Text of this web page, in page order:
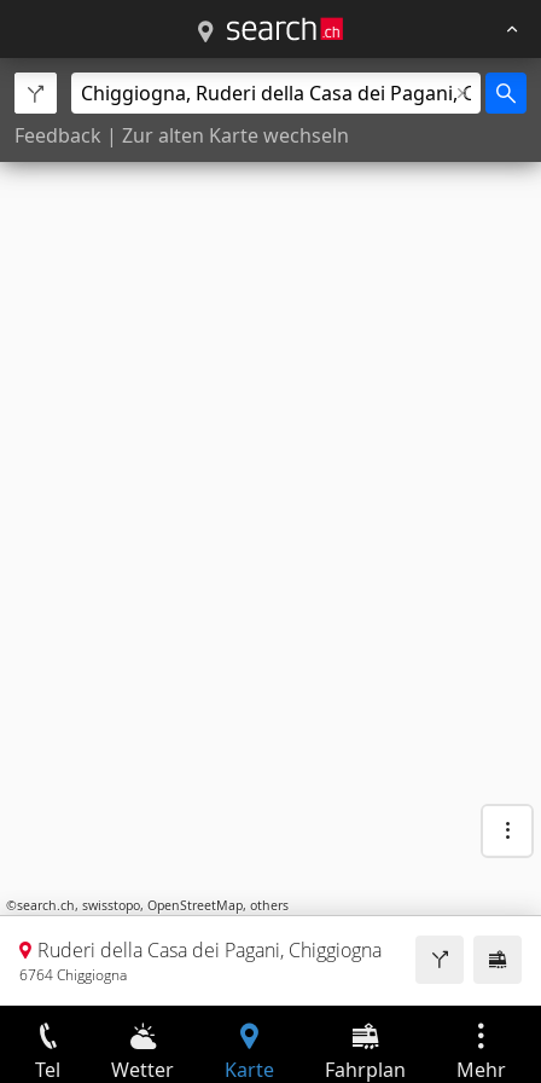
Feedback | Zur alten Karte wechseln
©search.ch, swisstopo, OpenStreetMap, others
Ruderi della Casa dei Pagani, Chiggiogna
6764 Chiggiogna
Tel Wetter Karte Fahrplan Mehr